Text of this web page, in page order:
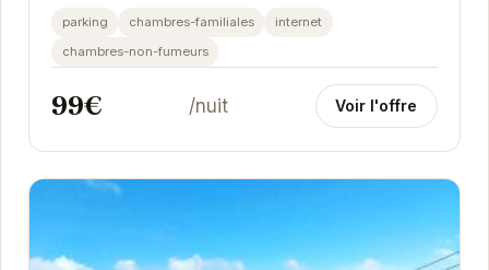
imprenable sur les montagnes, vous pourrez
parking chambres-familiales
internet
chambres-non-fumeurs
99€ /nuit Voir l'offre